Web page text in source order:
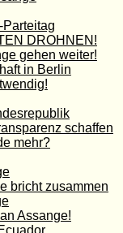
DROHNEN!
gehen weiter!
in Berlin
schaffen
mehr?
bricht zusammen
Assange!